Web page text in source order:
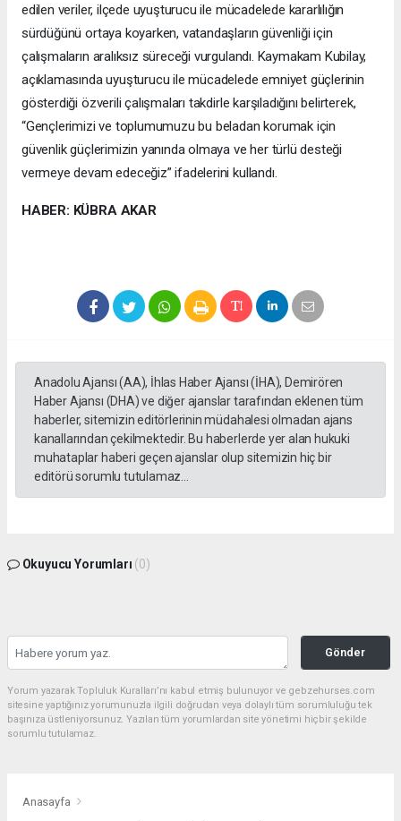
edilen veriler, ilçede uyuşturucu ile mücadelede kararlılığın
sürdüğünü ortaya koyarken, vatandaşların güvenliği için
çalışmaların aralıksız süreceği vurgulandı. Kaymakam Kubilay,
açıklamasında uyuşturucu ile mücadelede emniyet güçlerinin
gösterdiği özverili çalışmaları takdirle karşıladığını belirterek,
“Gençlerimizi ve toplumumuzu bu beladan korumak için
güvenlik güçlerimizin yanında olmaya ve her türlü desteği
vermeye devam edeceğiz” ifadelerini kullandı.
HABER: KÜBRA AKAR
Anadolu Ajansı (AA), İhlas Haber Ajansı (İHA), Demirören
Haber Ajansı (DHA) ve diğer ajanslar tarafından eklenen tüm
haberler, sitemizin editörlerinin müdahalesi olmadan ajans
kanallarından çekilmektedir. Bu haberlerde yer alan hukuki
muhataplar haberi geçen ajanslar olup sitemizin hiç bir
editörü sorumlu tutulamaz...
Okuyucu Yorumları (0)
Gönder
Yorum yazarak Topluluk Kuralları’nı kabul etmiş bulunuyor ve gebzehurses.com
sitesine yaptığınız yorumunuzla ilgili doğrudan veya dolaylı tüm sorumluluğu tek
başınıza üstleniyorsunuz. Yazılan tüm yorumlardan site yönetimi hiçbir şekilde
sorumlu tutulamaz.
Anasayfa